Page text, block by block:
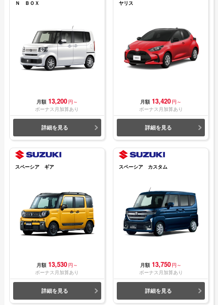
Ｎ ＢＯＸ
月額 13,200 円～
ボーナス月加算あり
詳細を見る
ヤリス
月額 13,420 円～
ボーナス月加算あり
詳細を見る
スペーシア ギア
月額 13,530 円～
ボーナス月加算あり
詳細を見る
スペーシア カスタム
月額 13,750 円～
ボーナス月加算あり
詳細を見る